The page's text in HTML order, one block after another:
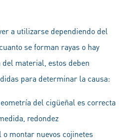
a utilizarse dependiendo del
se forman rayas o hay
material, estos deben
para determinar la causa:
del cigüeñal es correcta
redondez
montar nuevos cojinetes